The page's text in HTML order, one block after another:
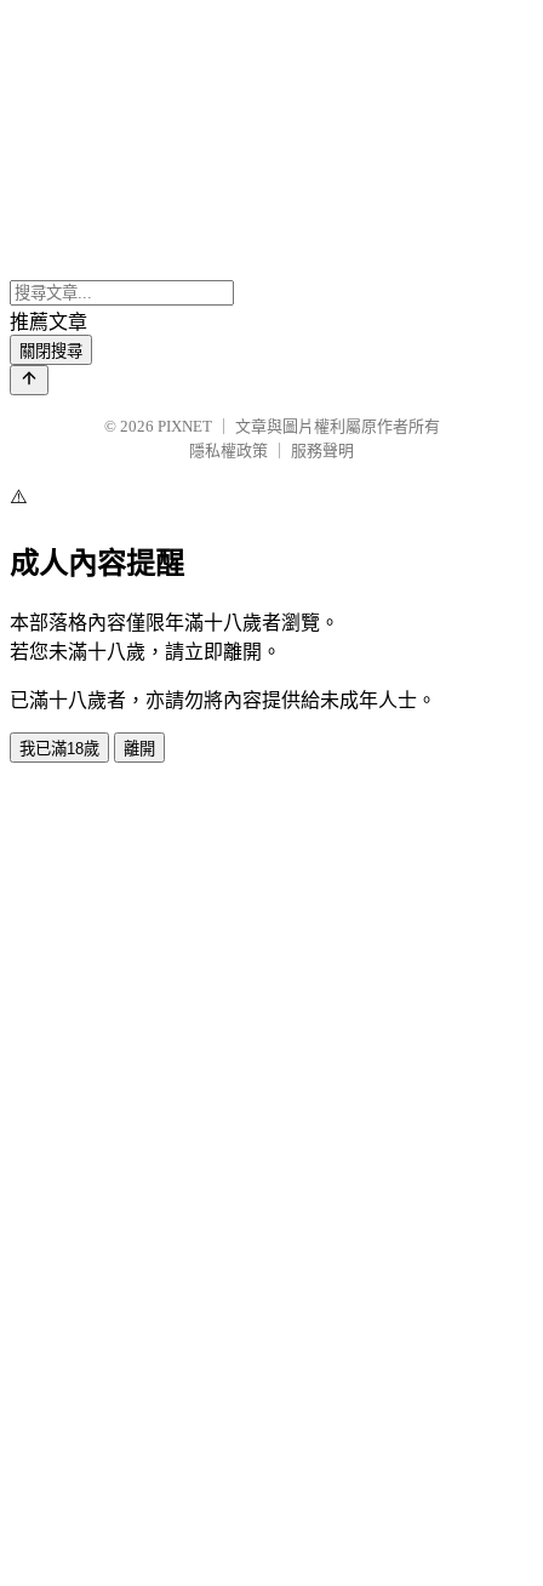
推薦文章
關閉搜尋
© 2026 PIXNET
文章與圖片權利屬原作者所有
隱私權政策
服務聲明
⚠️
成人內容提醒
本部落格內容僅限年滿十八歲者瀏覽。
若您未滿十八歲，請立即離開。
已滿十八歲者，亦請勿將內容提供給未成年人士。
我已滿18歲 離開